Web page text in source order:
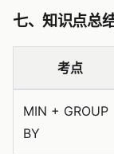
七、知识点总
考点
MIN + GROUP
BY